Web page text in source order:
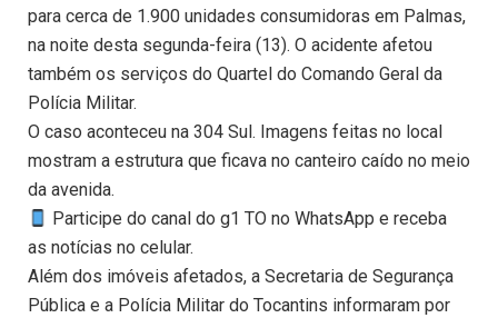
para cerca de 1.900 unidades consumidoras em Palmas,
na noite desta segunda-feira (13). O acidente afetou
também os serviços do Quartel do Comando Geral da
Polícia Militar.
O caso aconteceu na 304 Sul. Imagens feitas no local
mostram a estrutura que ficava no canteiro caído no meio
da avenida.
Participe do canal do g1 TO no WhatsApp e receba
as notícias no celular.
Além dos imóveis afetados, a Secretaria de Segurança
Pública e a Polícia Militar do Tocantins informaram por